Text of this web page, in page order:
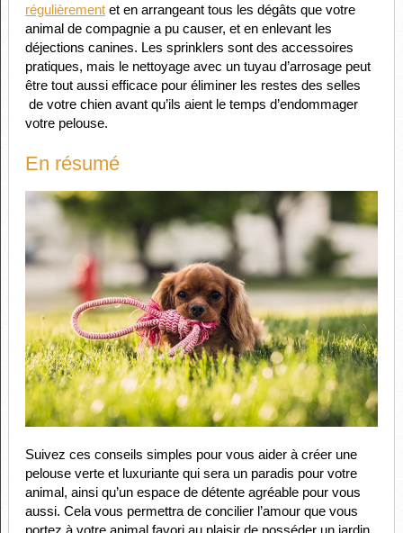
régulièrementet en arrangeant tous les dégâts que votre
animal de compagnie a pu causer, et en enlevant les
déjections canines. Les sprinklers sont des accessoires
pratiques, mais le nettoyage avec un tuyau d’arrosage peut
être tout aussi efficace pour éliminer les restes des selles
de votre chien avant qu’ils aient le temps d’endommager
votre pelouse.
En résumé
Suivez ces conseils simples pour vous aider à créer une
pelouse verte et luxuriante qui sera un paradis pour votre
animal, ainsi qu’un espace de détente agréable pour vous
aussi. Cela vous permettra de concilier l’amour que vous
portez à votre animal favori au plaisir de posséder un jardin